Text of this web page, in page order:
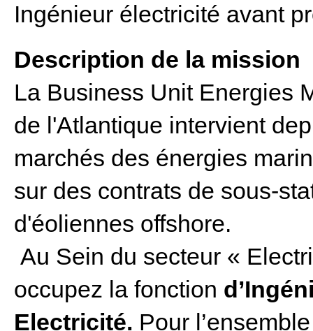
Ingénieur électricité avant
Description de la mission
La Business Unit Energies
de l'Atlantique intervient
marchés des énergies
sur des contrats de sous-
d'éoliennes offshore.
Au Sein du secteur «
occupez la fonction
Electricité. Pour